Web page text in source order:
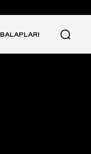
BALAPLARI